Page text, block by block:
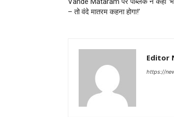
– तो वंदे मातरम कहना होगा!’
Editor
https://